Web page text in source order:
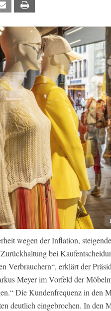
Email
wegen der Inflation,
bei
Verbrauchern“, erklärt der
Meyer im Vorfeld der
Die Kundenfrequenz in den
deutlich eingebrochen. In den